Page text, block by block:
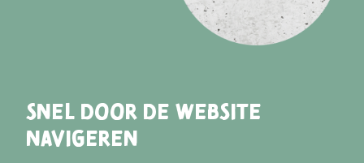
SNEL DOOR DE WEBSITE
NAVIGEREN